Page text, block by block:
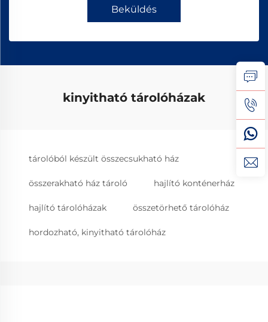
Beküldés
kinyitható tárolóházak
tárolóból készült összecsukható ház
összerakható ház tároló hajlító konténerház
hajlító tárolóházak összetörhető tárolóház
hordozható, kinyitható tárolóház